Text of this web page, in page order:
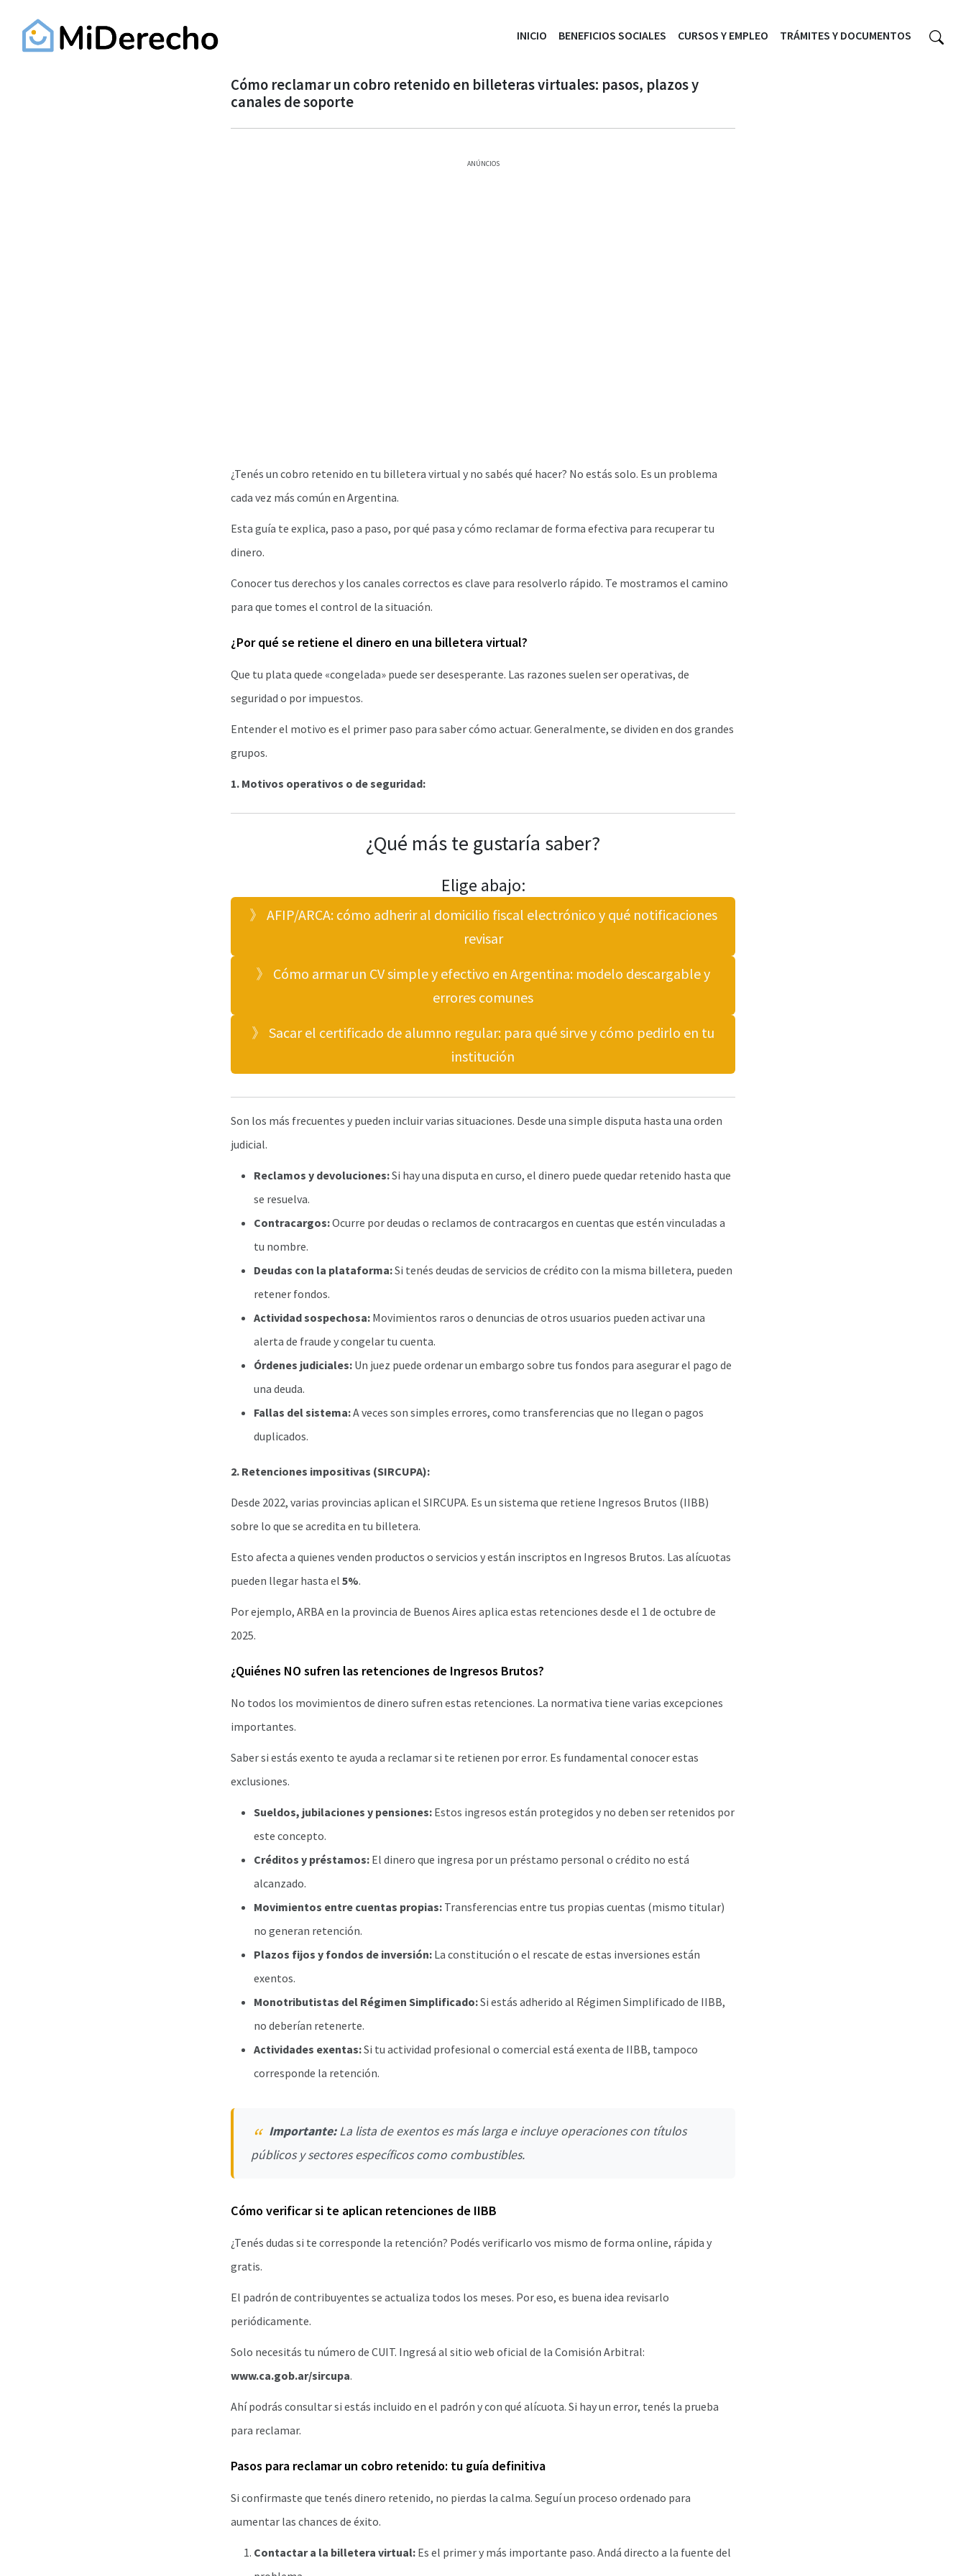
INICIO BENEFICIOS SOCIALES CURSOS Y EMPLEO TRÁMITES Y DOCUMENTOS
Cómo reclamar un cobro retenido en billeteras virtuales: pasos, plazos y
canales de soporte
ANÚNCIOS
¿Tenés un cobro retenido en tu billetera virtual y no sabés qué hacer? No estás solo. Es un problema
cada vez más común en Argentina.
Esta guía te explica, paso a paso, por qué pasa y cómo reclamar de forma efectiva para recuperar tu
dinero.
Conocer tus derechos y los canales correctos es clave para resolverlo rápido. Te mostramos el camino
para que tomes el control de la situación.
¿Por qué se retiene el dinero en una billetera virtual?
Que tu plata quede «congelada» puede ser desesperante. Las razones suelen ser operativas, de
seguridad o por impuestos.
Entender el motivo es el primer paso para saber cómo actuar. Generalmente, se dividen en dos grandes
grupos.
1. Motivos operativos o de seguridad:
¿Qué más te gustaría saber?
Elige abajo:
》 AFIP/ARCA: cómo adherir al domicilio fiscal electrónico y qué notificaciones
revisar
》 Cómo armar un CV simple y efectivo en Argentina: modelo descargable y
errores comunes
》 Sacar el certificado de alumno regular: para qué sirve y cómo pedirlo en tu
institución
Son los más frecuentes y pueden incluir varias situaciones. Desde una simple disputa hasta una orden
judicial.
Reclamos y devoluciones:Si hay una disputa en curso, el dinero puede quedar retenido hasta que
se resuelva.
Contracargos:Ocurre por deudas o reclamos de contracargos en cuentas que estén vinculadas a
tu nombre.
Deudas con la plataforma:Si tenés deudas de servicios de crédito con la misma billetera, pueden
retener fondos.
Actividad sospechosa: Movimientos raros o denuncias de otros usuarios pueden activar una
alerta de fraude y congelar tu cuenta.
Órdenes judiciales: Un juez puede ordenar un embargo sobre tus fondos para asegurar el pago de
una deuda.
Fallas del sistema:A veces son simples errores, como transferencias que no llegan o pagos
duplicados.
2. Retenciones impositivas (SIRCUPA):
Desde 2022, varias provincias aplican el SIRCUPA. Es un sistema que retiene Ingresos Brutos (IIBB)
sobre lo que se acredita en tu billetera.
Esto afecta a quienes venden productos o servicios y están inscriptos en Ingresos Brutos. Las alícuotas
pueden llegar hasta el 5%.
Por ejemplo, ARBA en la provincia de Buenos Aires aplica estas retenciones desde el 1 de octubre de
2025.
¿Quiénes NO sufren las retenciones de Ingresos Brutos?
No todos los movimientos de dinero sufren estas retenciones. La normativa tiene varias excepciones
importantes.
Saber si estás exento te ayuda a reclamar si te retienen por error. Es fundamental conocer estas
exclusiones.
Sueldos, jubilaciones y pensiones: Estos ingresos están protegidos y no deben ser retenidos por
este concepto.
Créditos y préstamos: El dinero que ingresa por un préstamo personal o crédito no está
alcanzado.
Movimientos entre cuentas propias: Transferencias entre tus propias cuentas (mismo titular)
no generan retención.
Plazos fijos y fondos de inversión: La constitución o el rescate de estas inversiones están
exentos.
Monotributistas del Régimen Simplificado:Si estás adherido al Régimen Simplificado de IIBB,
no deberían retenerte.
Actividades exentas:Si tu actividad profesional o comercial está exenta de IIBB, tampoco
corresponde la retención.
Importante:La lista de exentos es más larga e incluye operaciones con títulos
públicos y sectores específicos como combustibles.
Cómo verificar si te aplican retenciones de IIBB
¿Tenés dudas si te corresponde la retención? Podés verificarlo vos mismo de forma online, rápida y
gratis.
El padrón de contribuyentes se actualiza todos los meses. Por eso, es buena idea revisarlo
periódicamente.
Solo necesitás tu número de CUIT. Ingresá al sitio web oficial de la Comisión Arbitral:
www.ca.gob.ar/sircupa.
Ahí podrás consultar si estás incluido en el padrón y con qué alícuota. Si hay un error, tenés la prueba
para reclamar.
Pasos para reclamar un cobro retenido: tu guía definitiva
Si confirmaste que tenés dinero retenido, no pierdas la calma. Seguí un proceso ordenado para
aumentar las chances de éxito.
Contactar a la billetera virtual: Es el primer y más importante paso. Andá directo a la fuente del